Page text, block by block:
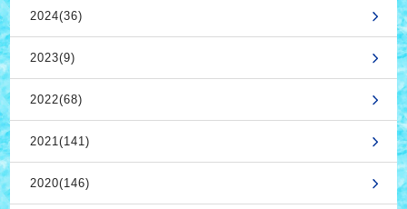
2024(36)
2023(9)
2022(68)
2021(141)
2020(146)